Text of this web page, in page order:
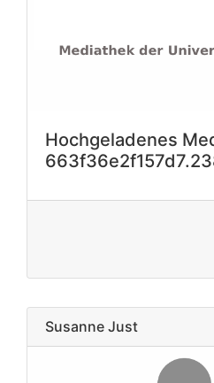
Hochgeladenes
Susanne Just